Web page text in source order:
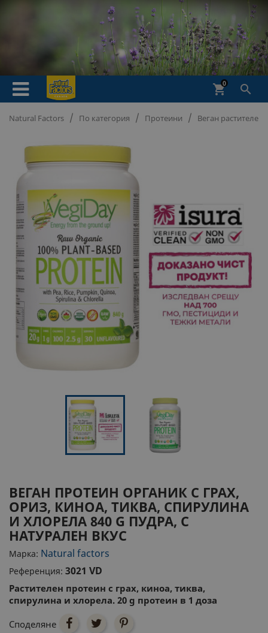

shopping_cart
0
Natural Factors По категория Протеини Веган растителен
ВЕГАН ПРОТЕИН ОРГАНИК С ГРАХ,
ОРИЗ, КИНОА, ТИКВА, СПИРУЛИНА
И ХЛОРЕЛА 840 G ПУДРА, С
НАТУРАЛЕН ВКУС
Марка: Natural factors
Референция: 3021 VD
Растителен протеин с грах, киноа, тиква,
спирулина и хлорела. 20 g протеин в 1 доза
Споделяне